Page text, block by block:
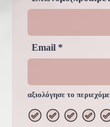
Η γνώμη σου
Email